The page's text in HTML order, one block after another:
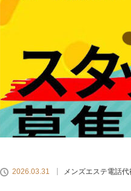
2026.03.31 メンズエステ電話代